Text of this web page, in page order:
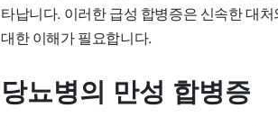
타납니다. 이러한 급성 합병증은 신속한 대
대한 이해가 필요합니다.
당뇨병의 만성 합병증